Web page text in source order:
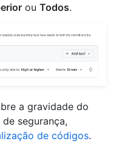
ou Todos.
a gravidade do
segurança,
de códigos.